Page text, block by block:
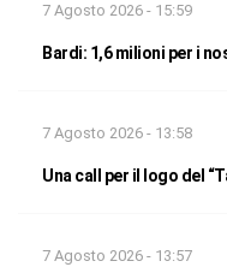
7 Agosto 2026 - 15:59
Bardi: 1,6 milioni per i
7 Agosto 2026 - 13:58
Una call per il logo del
7 Agosto 2026 - 13:57